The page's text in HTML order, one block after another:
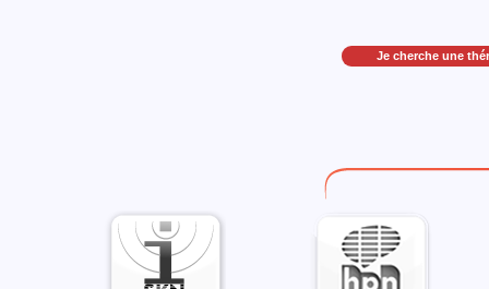
Je cherche une